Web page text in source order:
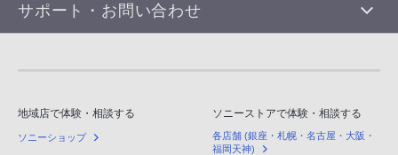
サポート・お問い合わせ
地域店で体験・相談する
ソニーショップ
ソニーストアで体験・相談する
各店舗 (銀座・札幌・名古屋・大阪・
福岡天神)